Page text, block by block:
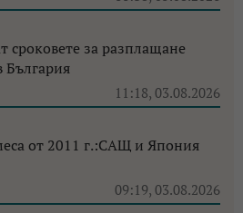
сроковете за разплащане
11:18, 03.08.2026
от 2011 г.:САЩ и Япония
09:19, 03.08.2026